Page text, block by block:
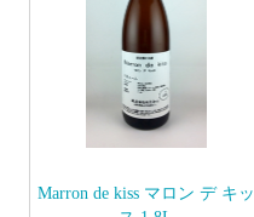
Marron de kiss マロン デ キッ